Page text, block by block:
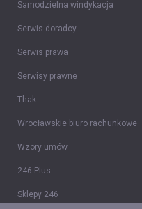
Samodzielna windykacja
Serwis doradcy
Serwis prawa
Serwisy prawne
Thak
Wrocławskie biuro rachunkowe
Wzory umów
246 Plus
Sklepy 246